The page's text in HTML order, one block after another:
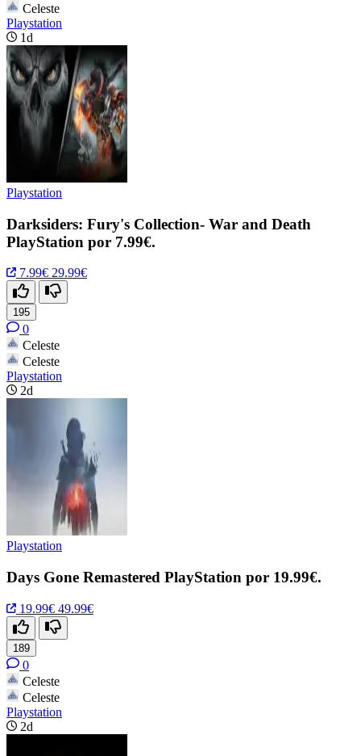
Celeste
Playstation
1d
Playstation
Darksiders: Fury's Collection- War and Death
PlayStation por 7.99€.
7.99€ 29.99€
195
0
Celeste
Celeste
Playstation
2d
Playstation
Days Gone Remastered PlayStation por 19.99€.
19.99€ 49.99€
189
0
Celeste
Celeste
Playstation
2d